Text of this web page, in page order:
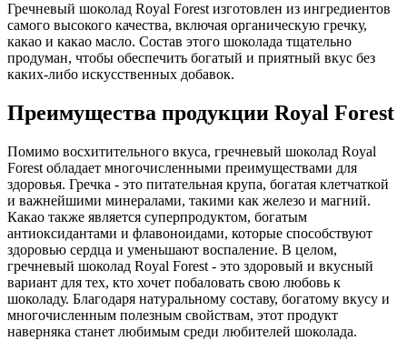
Гречневый шоколад Royal Forest изготовлен из ингредиентов
самого высокого качества, включая органическую гречку,
какао и какао масло. Состав этого шоколада тщательно
продуман, чтобы обеспечить богатый и приятный вкус без
каких-либо искусственных добавок.
Преимущества продукции Royal Forest
Помимо восхитительного вкуса, гречневый шоколад Royal
Forest обладает многочисленными преимуществами для
здоровья. Гречка - это питательная крупа, богатая клетчаткой
и важнейшими минералами, такими как железо и магний.
Какао также является суперпродуктом, богатым
антиоксидантами и флавоноидами, которые способствуют
здоровью сердца и уменьшают воспаление. В целом,
гречневый шоколад Royal Forest - это здоровый и вкусный
вариант для тех, кто хочет побаловать свою любовь к
шоколаду. Благодаря натуральному составу, богатому вкусу и
многочисленным полезным свойствам, этот продукт
наверняка станет любимым среди любителей шоколада.